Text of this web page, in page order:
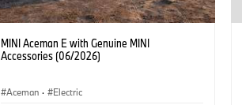
MINI Aceman E with Genuine MINI
Accessories (06/2026)
Aceman · Electric